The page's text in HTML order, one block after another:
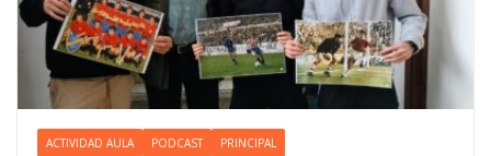
ACTIVIDAD AULA PODCAST PRINCIPAL